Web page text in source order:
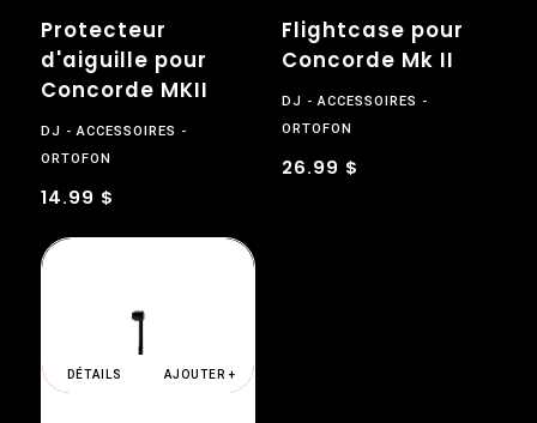
Protecteur
d'aiguille pour
Concorde MKII
DJ
ACCESSOIRES
ORTOFON
14.99 $
Flightcase pour
Concorde Mk II
DJ
ACCESSOIRES
ORTOFON
26.99 $
DÉTAILS AJOUTER +